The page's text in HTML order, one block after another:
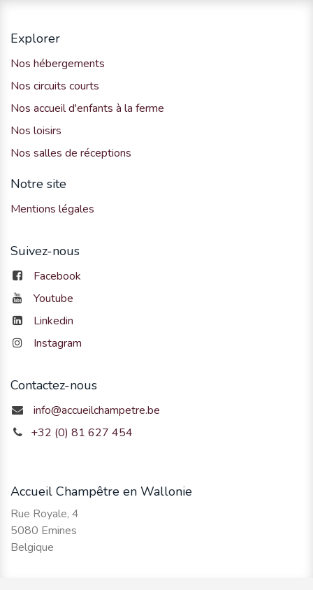
Explorer
Nos hébergements
Nos circuits courts
Nos accueil d'enfants à la ferme
Nos loisirs
Nos salles de réceptions
Notre site
Mentions légales
Suivez-nous
Facebook
Youtube
Linkedin
Instagram
Contactez-nous
info@accueilchampetre.be
+32 (0) 81 627 454
Accueil Champêtre en Wallonie
Rue Royale, 4
5080 Emines
Belgique